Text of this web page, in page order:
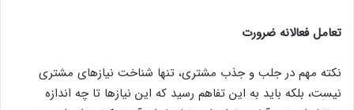
تعامل فعالانه ضرورت
نکته مهم در جلب و جذب مشتری، تنها شناخت نیاز‌های مشتری
نیست، بلکه باید به این تفاهم رسید که این نیاز‌ها تا چه اندازه